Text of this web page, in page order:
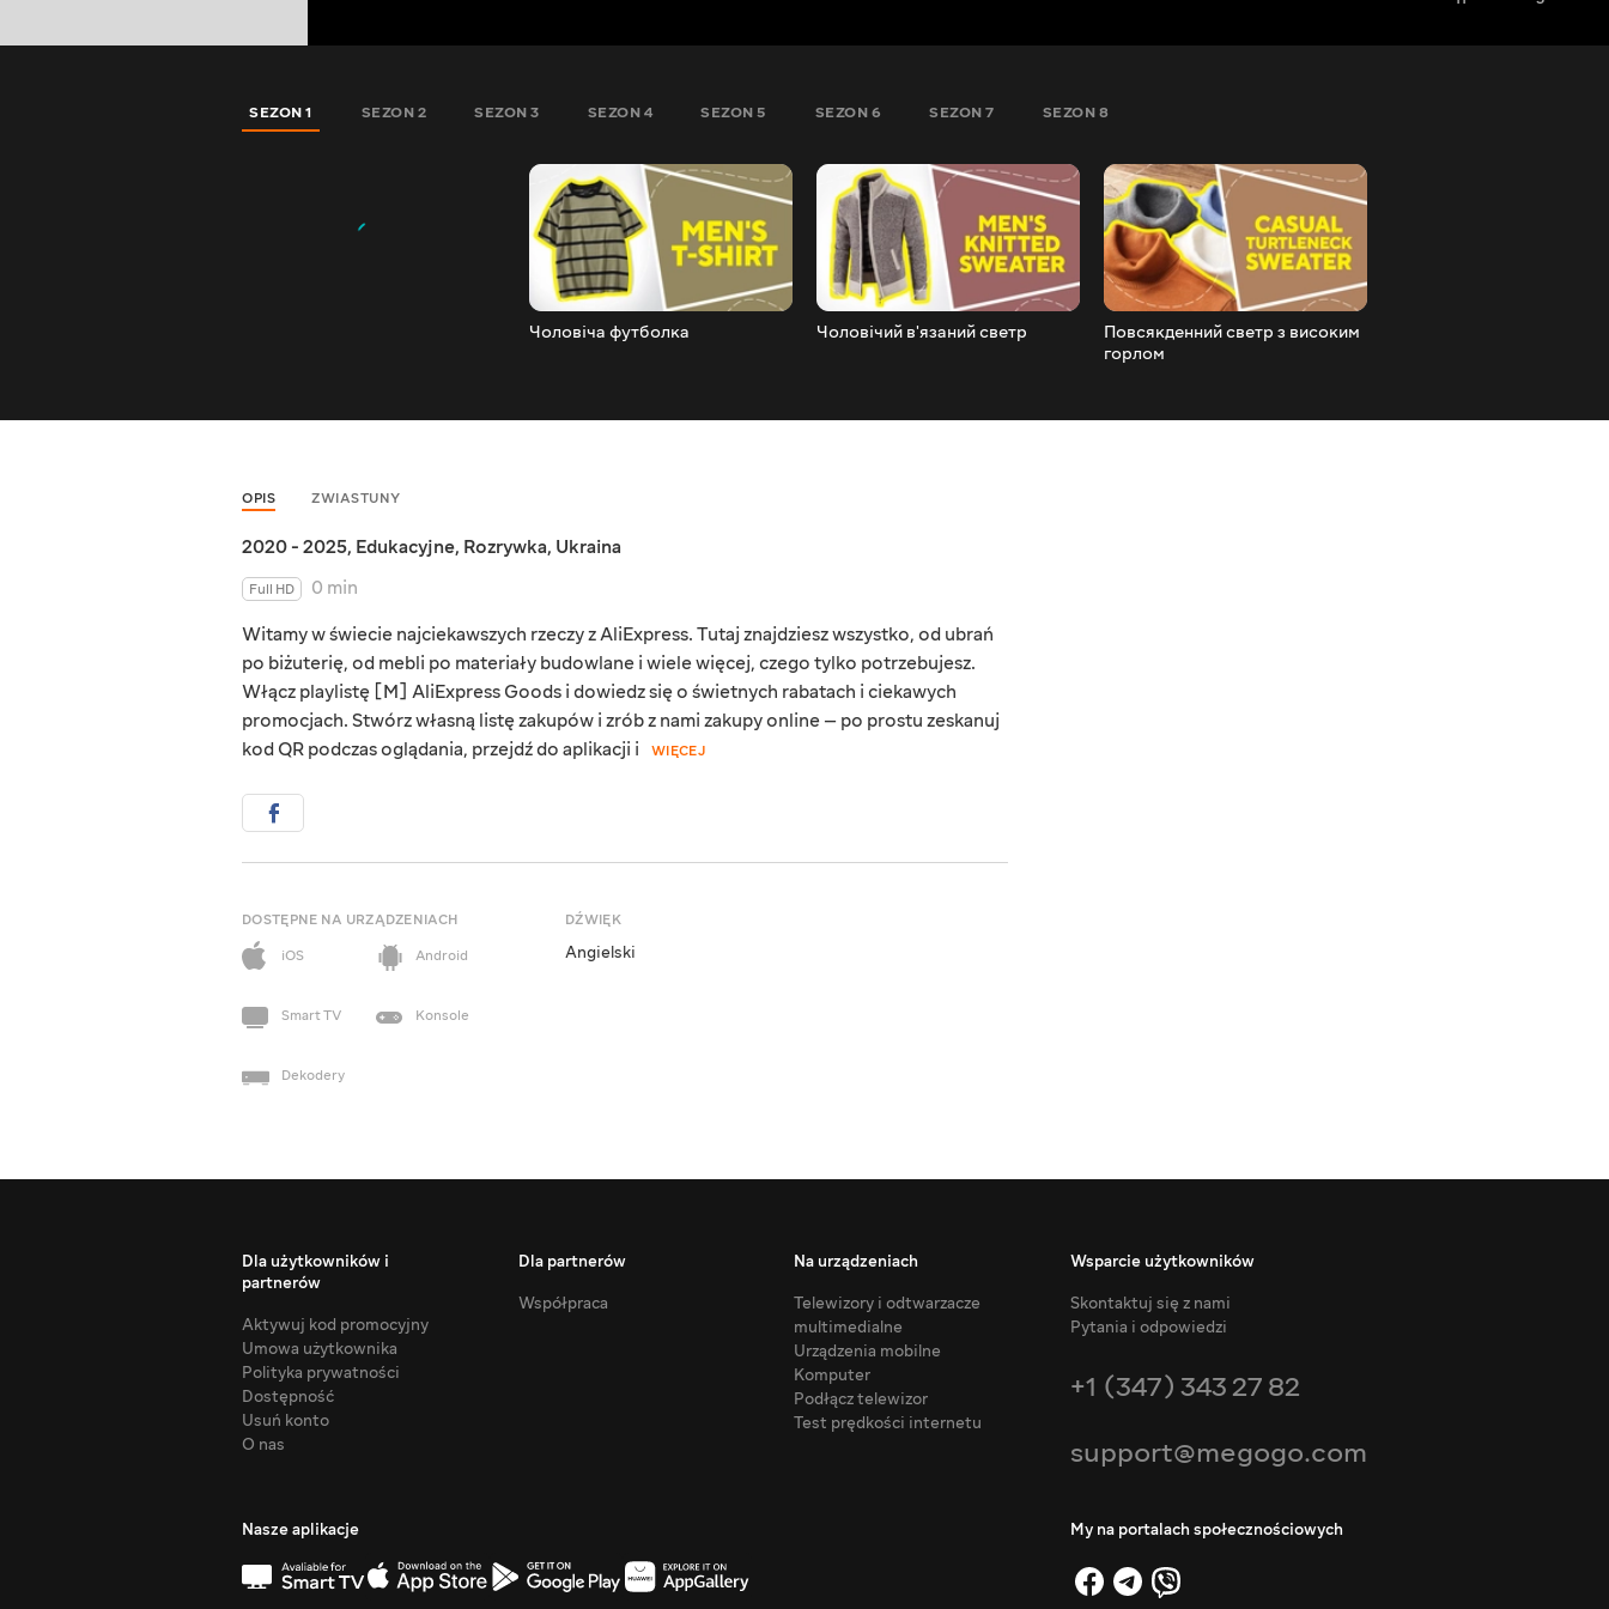
SEZON 1 SEZON 2 SEZON 3 SEZON 4 SEZON 5 SEZON 6 SEZON 7 SEZON 8
Чоловіча футболка Чоловічий в'язаний светр
Повсякденний светр з високим
горлом
OPIS ZWIASTUNY
2020 - 2025, Edukacyjne, Rozrywka, Ukraina
Full HD
0 min
Witamy w świecie najciekawszych rzeczy z AliExpress. Tutaj znajdziesz wszystko, od ubrań
po biżuterię, od mebli po materiały budowlane i wiele więcej, czego tylko potrzebujesz.
Włącz playlistę [M] AliExpress Goods i dowiedz się o świetnych rabatach i ciekawych
promocjach. Stwórz własną listę zakupów i zrób z nami zakupy online — po prostu zeskanuj
kod QR podczas oglądania, przejdź do aplikacji i
WIĘCEJ
DOSTĘPNE NA URZĄDZENIACH
iOS
Android
Smart TV Konsole
Dekodery
DŹWIĘK
Angielski
Dla użytkowników i
partnerów
Aktywuj kod promocyjny
Umowa użytkownika
Polityka prywatności
Dostępność
Usuń konto
O nas
Dla partnerów
Współpraca
Na urządzeniach
Telewizory i odtwarzacze
multimedialne
Urządzenia mobilne
Komputer
Podłącz telewizor
Test prędkości internetu
Wsparcie użytkowników
Skontaktuj się z nami
Pytania i odpowiedzi
+1 (347) 343 27 82
support@megogo.com
Nasze aplikacje My na portalach społecznościowych